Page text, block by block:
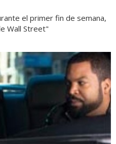
el primer fin de semana,
Wall Street"